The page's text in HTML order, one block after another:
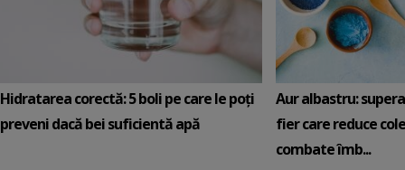
Hidratarea corectă: 5 boli pe care le poți
preveni dacă bei suficientă apă
Aur albastru:
fier care reduce
combate îmb...